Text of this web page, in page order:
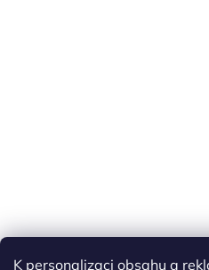
K personalizaci obsahu a